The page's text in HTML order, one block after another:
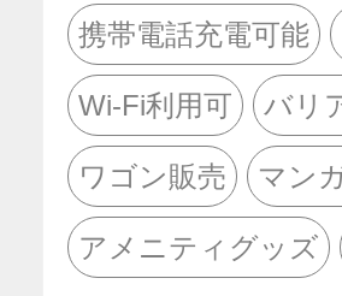
携帯電話充電可能
Wi-Fi利用可 バリ
ワゴン販売 マン
アメニティグッズ